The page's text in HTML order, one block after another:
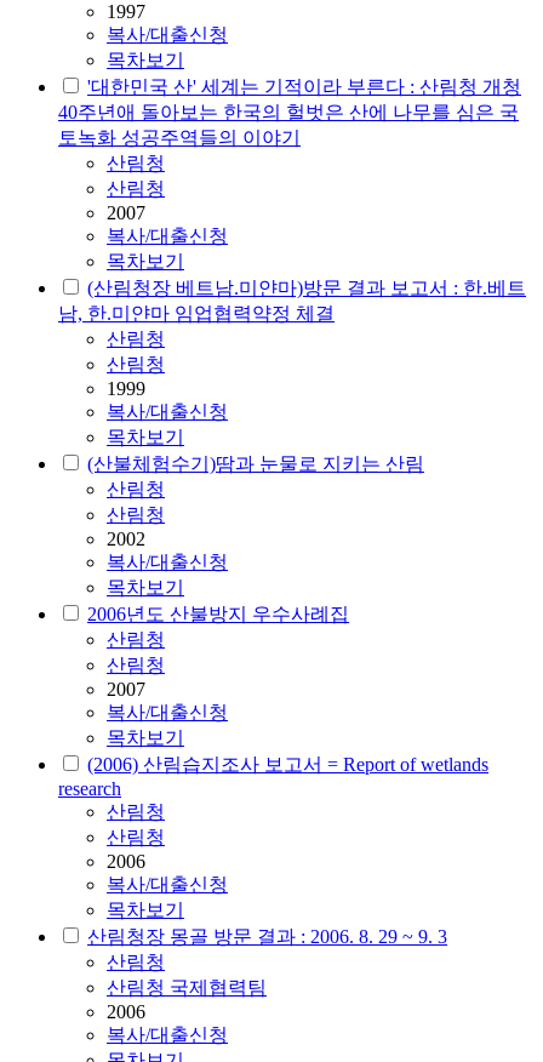
1997
복사/대출신청
목차보기
'대한민국 산' 세계는 기적이라 부른다 : 산림청 개청
40주년애 돌아보는 한국의 헐벗은 산에 나무를 심은 국
토녹화 성공주역들의 이야기
산림청
산림청
2007
복사/대출신청
목차보기
(산림청장 베트남.미얀마)방문 결과 보고서 : 한.베트
남, 한.미얀마 임업협력약정 체결
산림청
산림청
1999
복사/대출신청
목차보기
(산불체험수기)땀과 눈물로 지키는 산림
산림청
산림청
2002
복사/대출신청
목차보기
2006년도 산불방지 우수사례집
산림청
산림청
2007
복사/대출신청
목차보기
(2006) 산림습지조사 보고서 = Report of wetlands
research
산림청
산림청
2006
복사/대출신청
목차보기
산림청장 몽골 방문 결과 : 2006. 8. 29 ~ 9. 3
산림청
산림청 국제협력팀
2006
복사/대출신청